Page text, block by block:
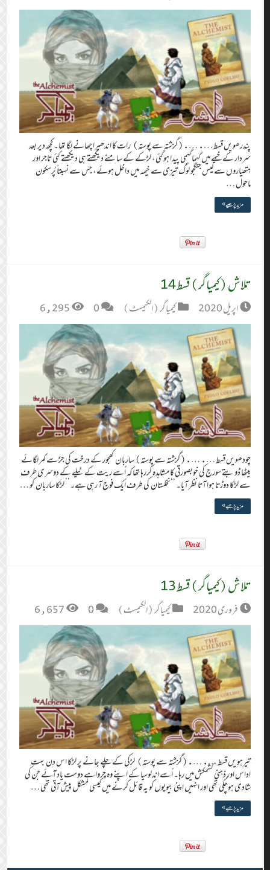
پندرھویں قسط …. ….(گزشتہ سے پوستہ) رات کا اندھیرا چھانے لگا تھا۔ کچھ دیر بعد
سردار کے خیمے میں گہماگہمی پیدا ہوگئی ، لڑکے کے سامنے دیکھتے ہی دیکھتے کئی تاجر اور
ہتھیاروں سے لیس جنگجو لوگ تیزی سے خیمہ میں داخل ہوئے ، جس سے نسبتاً پُرسکون
ماحول …
مزید پڑھیے »
تلاش (کیمیاگر) قسط 14
اپریل 2020 کیمیاگر (الکیمسٹ) 0
6,295
چودھویں قسط …. ….(گزشتہ سے پوستہ) ساربان کھجور کے درخت کی جڑ سے کمر لگائے
بیٹھا ڈوبتے سورج کی خوبصورتی کا مشاہدہ کررہا تھا کہ اُسے ریت کے ٹیلے کے دوسری طرف
سے لڑکا دوڑتا ہوا آتا نظر آیا۔ ‘‘نخلستان کی طرف ایک فوج آ رہی ہے۔’’ لڑکا ساربان کو …
مزید پڑھیے »
تلاش (کیمیاگر) قسط 13
فروری 2020 کیمیاگر (الکیمسٹ) 0
6,657
تیرہویں قسط …. ….(گزشتہ سے پوستہ) لڑکی کے چلے جانے پر لڑکا اس دن بہت
اداس اور ذہنی کشمکش میں رہا۔ اُسے اندلوسیا کے اپنے وہ چرواہے دوست یاد آئے جن کی
شادی ہوچکی تھی اور انہیں اپنی بیویوں کو یہ قائل کرنے میں کیسی مشکل پیش آتی تھی …
مزید پڑھیے »